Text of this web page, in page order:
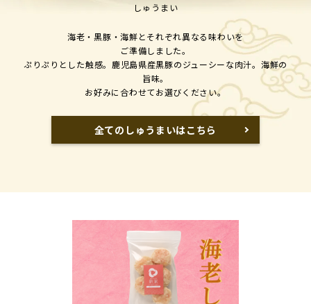
しゅうまい
海老・黒豚・海鮮とそれぞれ異なる味わいを
ご準備しました。
ぷりぷりとした触感。鹿児島県産黒豚のジューシーな肉汁。海鮮の
旨味。
お好みに合わせてお選びください。
全てのしゅうまいはこちら